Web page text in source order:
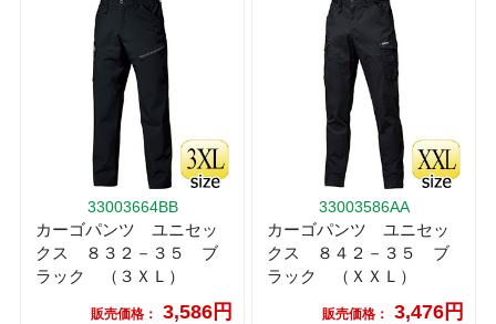
33003664BB
カーゴパンツ ユニセッ
クス ８３２－３５ ブ
ラック （３ＸＬ）
販売価格： 3,586円
33003586AA
カーゴパンツ ユニセッ
クス ８４２－３５ ブ
ラック （ＸＸＬ）
販売価格： 3,476円